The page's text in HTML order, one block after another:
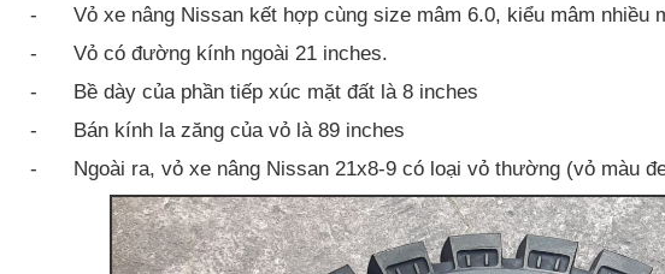
- Vỏ xe nâng Nissan kết hợp cùng size mâm 6.0, kiểu mâm nhiều
- Vỏ có đường kính ngoài 21 inches.
- Bề dày của phần tiếp xúc mặt đất là 8 inches
- Bán kính la zăng của vỏ là 89 inches
- Ngoài ra, vỏ xe nâng Nissan 21x8-9 có loại vỏ thường (vỏ màu